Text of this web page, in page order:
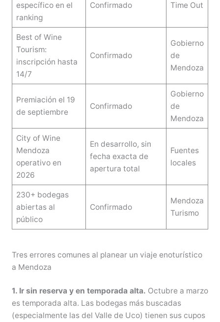
específico en el
ranking
Confirmado Time Out
Best of Wine
Tourism:
inscripción hasta
14/7
Confirmado
Gobierno
de
Mendoza
Premiación el 19
de septiembre
Confirmado
Gobierno
de
Mendoza
City of Wine
Mendoza
operativo en
2026
En desarrollo, sin
fecha exacta de
apertura total
Fuentes
locales
230+ bodegas
abiertas al
público
Confirmado
Mendoza
Turismo
Tres errores comunes al planear un viaje enoturístico
a Mendoza
1. Ir sin reserva y en temporada alta. Octubre a marzo
es temporada alta. Las bodegas más buscadas
(especialmente las del Valle de Uco) tienen sus cupos